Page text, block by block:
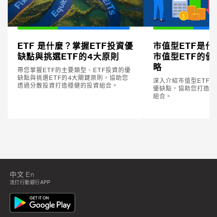
ETF 是什麼？掌握ETF投資優
缺點與挑選ETF的4大原則
帶您掌握ETF的主要類型、ETF投資的優
缺點與挑選ETF的4大關鍵原則，協助您
透過分散投資打造穩健的投資組合。
市值型ETF是什
市值型ETF的優
略
深入介紹市值型ETF
優缺點，協助您打造
組合。
中文 En
渣打行動銀行APP